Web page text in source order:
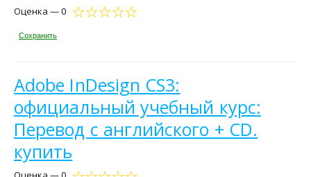
Оценка — 0
Сохранить
Adobe InDesign CS3:
официальный учебный курс:
Перевод с английского + CD.
купить